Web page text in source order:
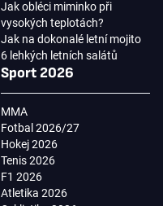
Jak obléci miminko při
vysokých teplotách?
Jak na dokonalé letní mojito
6 lehkých letních salátů
Sport 2026
MMA
Fotbal 2026/27
Hokej 2026
Tenis 2026
F1 2026
Atletika 2026